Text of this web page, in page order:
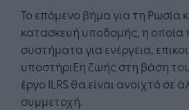
Το επόμενο βήμα για τη Ρωσία
κατασκευή υποδομής, η οποία
συστήματα για ενέργεια,
υποστήριξη ζωής στη βάση
έργο ILRS θα είναι ανοιχτό σε
συμμετοχή.